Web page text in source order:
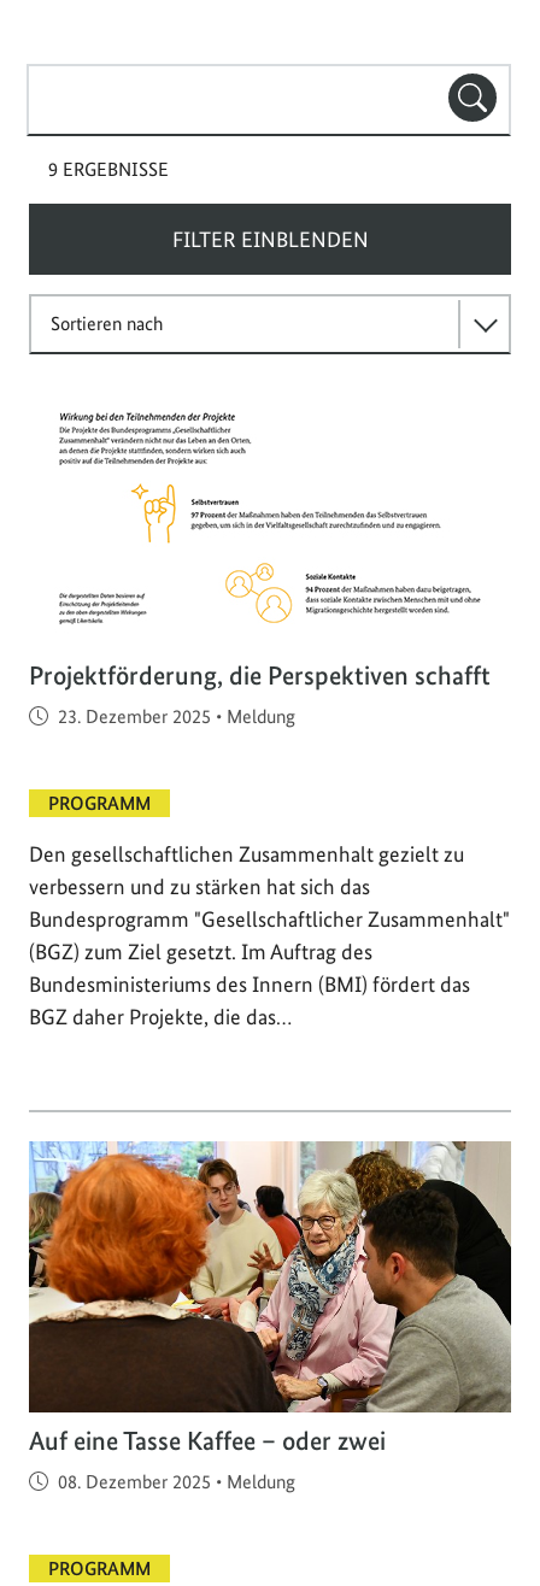
9 ERGEBNISSE
FILTER EINBLENDEN
Sortieren nach
Projektförderung, die Perspektiven schafft
Veröffentlicht am
23. Dezember 2025 • Meldung
PROGRAMM
Den gesellschaftlichen Zusammenhalt gezielt zu
verbessern und zu stärken hat sich das
Bundesprogramm "Gesellschaftlicher Zusammenhalt"
(BGZ) zum Ziel gesetzt. Im Auftrag des
Bundesministeriums des Innern (BMI) fördert das
BGZ daher Projekte, die das…
Auf eine Tasse Kaffee – oder zwei
Veröffentlicht am
08. Dezember 2025 • Meldung
PROGRAMM